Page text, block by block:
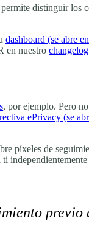
distinguir los
dashboard (se abre
en nuestro
, por ejemplo. Pero
ePrivacy (se
píxeles de